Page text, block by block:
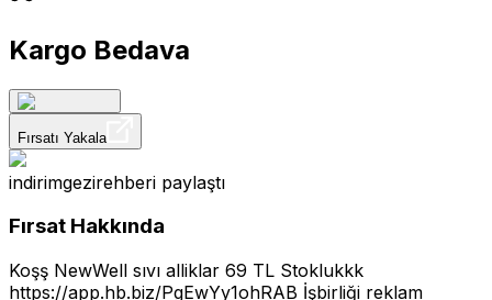
Kargo Bedava
Fırsatı Yakala
indirimgezirehberi paylaştı
Fırsat Hakkında
Koşş NewWell sıvı alliklar 69 TL Stoklukkk
https://app.hb.biz/PgEwYy1ohRAB İşbirliği reklam